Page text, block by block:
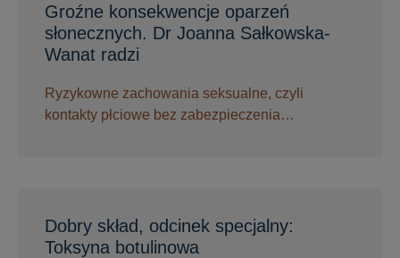
Groźne konsekwencje oparzeń
słonecznych. Dr Joanna Sałkowska-
Wanat radzi
Ryzykowne zachowania seksualne, czyli
kontakty płciowe bez zabezpieczenia…
Dobry skład, odcinek specjalny:
Toksyna botulinowa